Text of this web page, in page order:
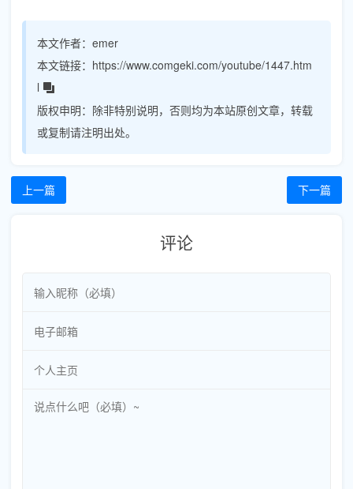
本文作者： emer
本文链接： https://www.comgeki.com/youtube/1447.htm
l
版权申明： 除非特别说明，否则均为本站原创文章，转载
或复制请注明出处。
上一篇 下一篇
评论